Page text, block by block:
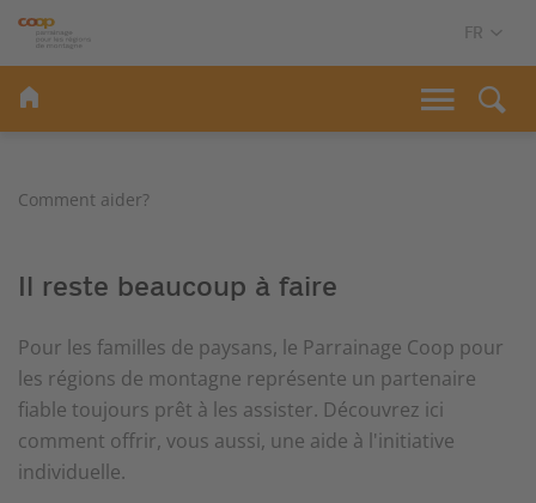
Comment aider?
Il reste beaucoup à faire
Pour les familles de paysans, le Parrainage Coop pour
les régions de montagne représente un partenaire
fiable toujours prêt à les assister. Découvrez ici
comment offrir, vous aussi, une aide à l'initiative
individuelle.